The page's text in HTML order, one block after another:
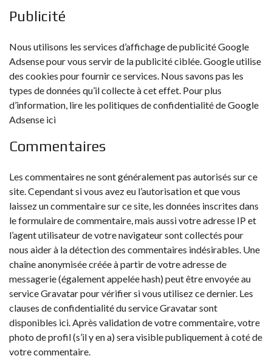
Publicité
Nous utilisons les services d’affichage de publicité Google
Adsense pour vous servir de la publicité ciblée. Google utilise
des cookies pour fournir ce services. Nous savons pas les
types de données qu’il collecte à cet effet. Pour plus
d’information, lire les politiques de confidentialité de Google
Adsense ici
Commentaires
Les commentaires ne sont généralement pas autorisés sur ce
site. Cependant si vous avez eu l’autorisation et que vous
laissez un commentaire sur ce site, les données inscrites dans
le formulaire de commentaire, mais aussi votre adresse IP et
l’agent utilisateur de votre navigateur sont collectés pour
nous aider à la détection des commentaires indésirables. Une
chaîne anonymisée créée à partir de votre adresse de
messagerie (également appelée hash) peut être envoyée au
service Gravatar pour vérifier si vous utilisez ce dernier. Les
clauses de confidentialité du service Gravatar sont
disponibles ici. Après validation de votre commentaire, votre
photo de profil (s’il y en a) sera visible publiquement à coté de
votre commentaire.